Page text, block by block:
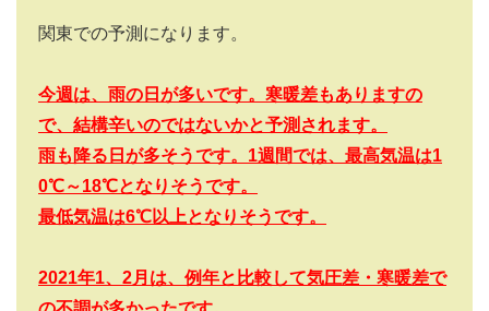
関東での予測になります。
今週は、雨の日が多いです。寒暖差もありますの
で、結構辛いのではないかと予測されます。
雨も降る日が多そうです。1週間では、最高気温は1
0℃～18℃となりそうです。
最低気温は6℃以上となりそうです。
2021年1、2月は、例年と比較して気圧差・寒暖差で